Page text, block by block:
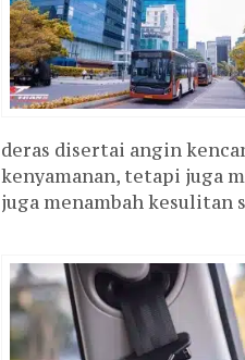
deras disertai angin
kenyamanan, tetapi juga
juga menambah kesulitan